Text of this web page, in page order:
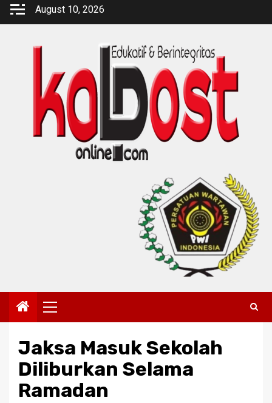
Skip
August 10, 2026
Primary
Menu
Jaksa Masuk Sekolah
Diliburkan Selama
Ramadan